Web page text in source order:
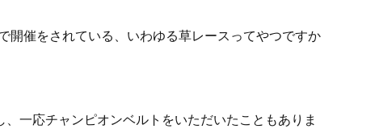
開催をされている、いわゆる草レースってやつですか
一応チャンピオンベルトをいただいたこともありま